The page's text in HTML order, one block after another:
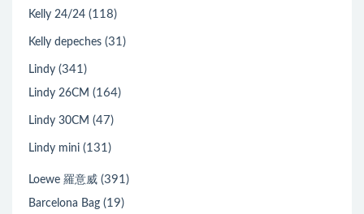
Kelly 24/24 (118)
Kelly depeches (31)
Lindy (341)
Lindy 26CM (164)
Lindy 30CM (47)
Lindy mini (131)
Loewe 羅意威 (391)
Barcelona Bag (19)